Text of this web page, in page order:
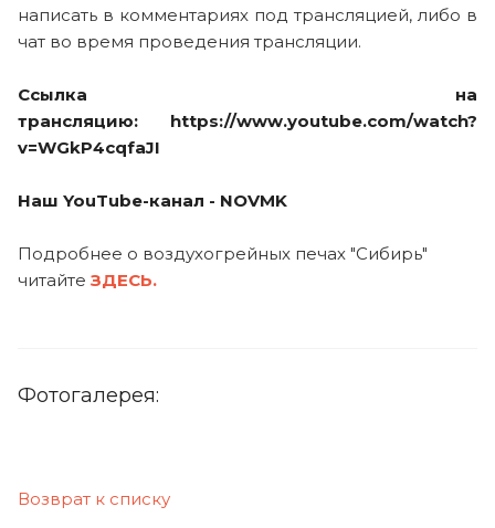
написать в комментариях под трансляцией, либо в
чат во время проведения трансляции.
Ссылка на
трансляцию: https://www.youtube.com/watch?
v=WGkP4cqfaJI
Наш YouTube-канал - NOVMK
Подробнее о воздухогрейных печах "Сибирь"
читайте ЗДЕСЬ.
Фотогалерея:
Возврат к списку